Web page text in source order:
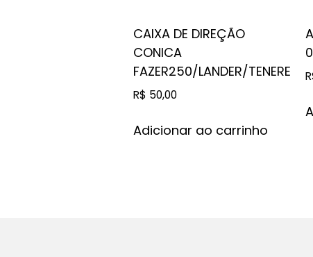
CAIXA DE DIREÇÃO
CONICA
FAZER250/LANDER/TENERE
R$ 50,00
Adicionar ao carrinho